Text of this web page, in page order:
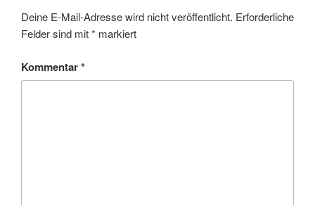
Deine E-Mail-Adresse wird nicht veröffentlicht. Erforderliche
Felder sind mit* markiert
Kommentar*